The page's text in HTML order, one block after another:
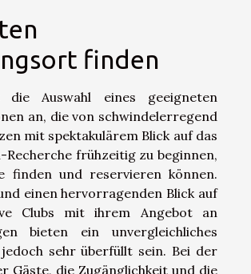
finden
Auswahl eines geeigneten
an, die von schwindelerregend
mit spektakulärem Blick auf das
frühzeitig zu beginnen,
finden und reservieren können.
einen hervorragenden Blick auf
Clubs mit ihrem Angebot an
bieten ein unvergleichliches
sehr überfüllt sein. Bei der
Gäste, die Zugänglichkeit und die